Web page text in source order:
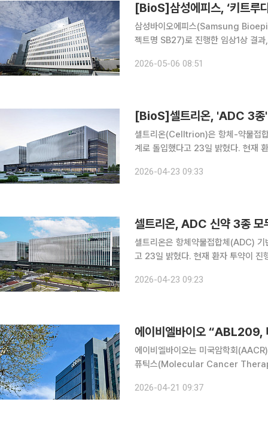
[BioS]삼성에피스, ‘키트루
삼성바이오에피스(Samsung
젝트명 SB27)로 진행한 임상1상 결
을 포함한 4개 국가에서 키트루다 바
2026-05-06 08:51
[BioS]셀트리온, 'ADC 3종'
셀트리온(Celltrion)은 항체-약물접
계로 돌입했다고 23일 밝혔다. 현재
1상 시험계획(IND) 승인을 받았다. 이
2026-04-23 09:33
셀트리온, ADC 신약 3종 모
셀트리온은 항체약물접합체(ADC)
고 23일 밝혔다. 현재 환자 투약이 진행 중인 신약 후보물질은 CT‑P70, CT‑P71, CT‑P73 등 3
받았다. 이후 임상시험 개시 절차를
2026-04-23 09:23
에이비엘바이오 “ABL209,
에이비엘바이오는 미국암학회
퓨틱스(Molecular Cancer
I 억제제(TOP1i)를 결합한 이중
2026-04-21 09:37